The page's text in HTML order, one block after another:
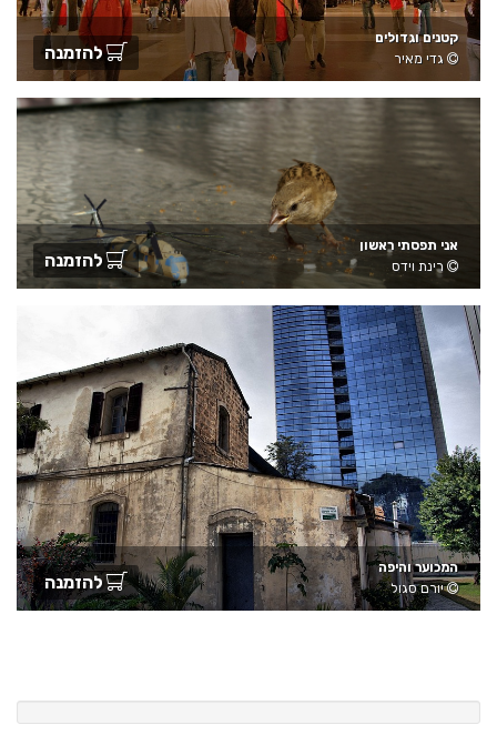
קטנים וגדולים
גדי מאיר
להזמנה
אני תפסתי ראשון
רינת וידס
להזמנה
המכוער והיפה
יורם סגול
להזמנה